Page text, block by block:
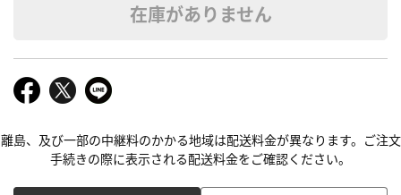
在庫がありません
離島、及び一部の中継料のかかる地域は配送料金が異なります。ご注文
手続きの際に表示される配送料金をご確認ください。